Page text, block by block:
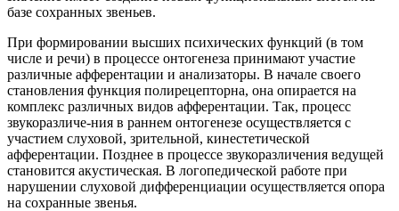
базе сохранных звеньев.
При формировании высших психических функций (в том
числе и речи) в процессе онтогенеза принимают участие
различные афферентации и анализаторы. В начале своего
становления функция полирецепторна, она опирается на
комплекс различных видов афферентации. Так, процесс
звукоразличе-ния в раннем онтогенезе осуществляется с
участием слуховой, зрительной, кинестетической
афферентации. Позднее в процессе звукоразличения ведущей
становится акустическая. В логопедической работе при
нарушении слуховой дифференциации осуществляется опора
на сохранные звенья.